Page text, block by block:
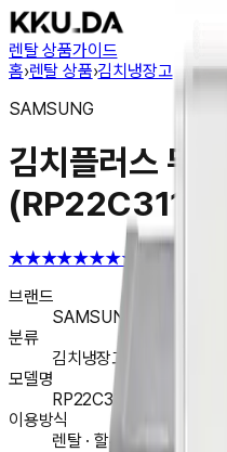
렌탈 상품가이드
홈›렌탈 상품›김치냉장고
SAMSUNG
김치플러스 뚜
★★★★★★★★★★
브랜드
SAMSUNG
분류
김치냉장고
모델명
RP22C3111Z1
이용방식
렌탈 · 할부 · 일시불 구매